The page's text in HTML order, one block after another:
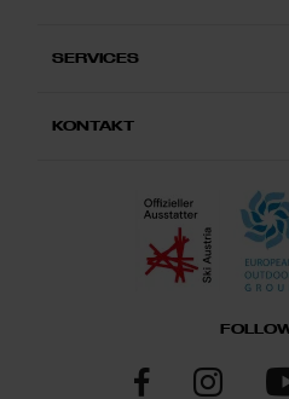
SERVICES
KONTAKT